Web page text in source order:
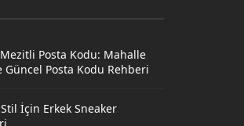
Posta Kodu: Mahalle
Güncel Posta Kodu Rehberi
İçin Erkek Sneaker